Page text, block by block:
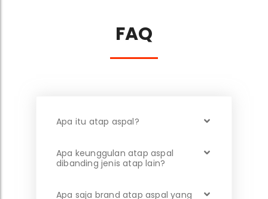
FAQ
Apa itu atap aspal?
Apa keunggulan atap aspal
dibanding jenis atap lain?
Apa saja brand atap aspal yang